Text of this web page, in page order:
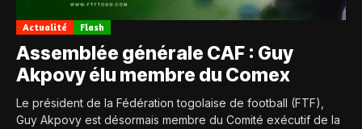
Actualité Flash
Assemblée générale CAF : Guy
Akpovy élu membre du Comex
Le président de la Fédération togolaise de football (FTF),
Guy Akpovy est désormais membre du Comité exécutif de la